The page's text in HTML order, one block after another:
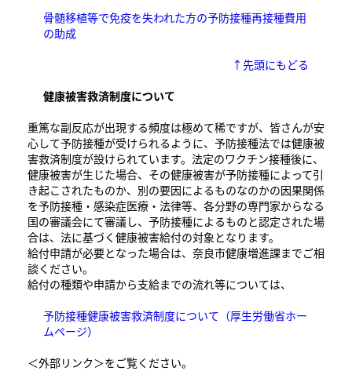
骨髄移植等で免疫を失われた方の予防接種再接種費用
の助成
↑先頭にもどる
健康被害救済制度について
重篤な副反応が出現する頻度は極めて稀ですが、皆さんが安
心して予防接種が受けられるように、予防接種法では健康被
害救済制度が設けられています。法定のワクチン接種後に、
健康被害が生じた場合、その健康被害が予防接種によって引
き起こされたものか、別の要因によるものなのかの因果関係
を予防接種・感染症医療・法律等、各分野の専門家からなる
国の審議会にて審議し、予防接種によるものと認定された場
合は、法に基づく健康被害給付の対象となります。
給付申請が必要となった場合は、奈良市健康増進課までご相
談ください。
給付の種類や申請から支給までの流れ等については、
予防接種健康被害救済制度について（厚生労働省ホー
ムページ）
＜外部リンク＞をご覧ください。